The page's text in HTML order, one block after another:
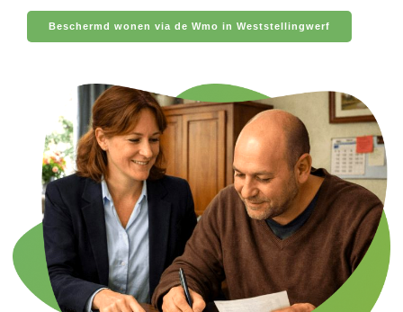
Beschermd wonen via de Wmo in Weststellingwerf